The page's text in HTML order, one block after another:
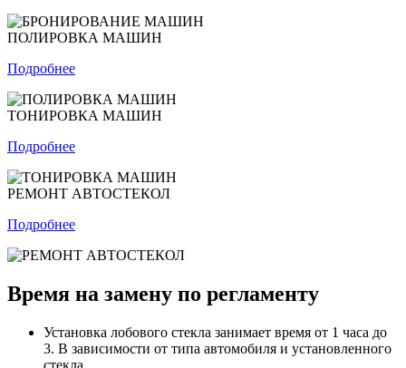
ПОЛИРОВКА МАШИН
Подробнее
ТОНИРОВКА МАШИН
Подробнее
РЕМОНТ АВТОСТЕКОЛ
Подробнее
Время на замену по регламенту
Установка лобового стекла занимает время от 1 часа до
3. В зависимости от типа автомобиля и установленного